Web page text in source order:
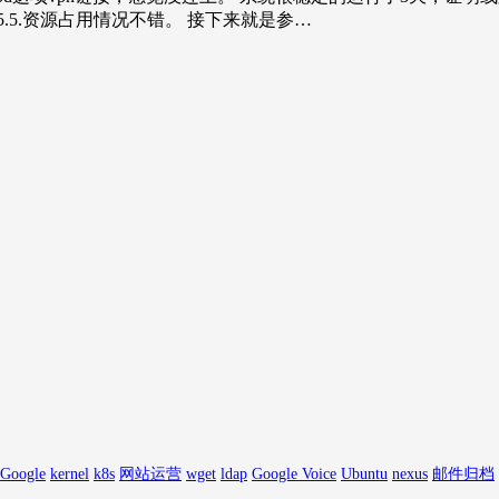
资源占用情况不错。 接下来就是参…
Google kernel k8s 网站运营 wget ldap Google Voice Ubuntu nexus 邮件归档